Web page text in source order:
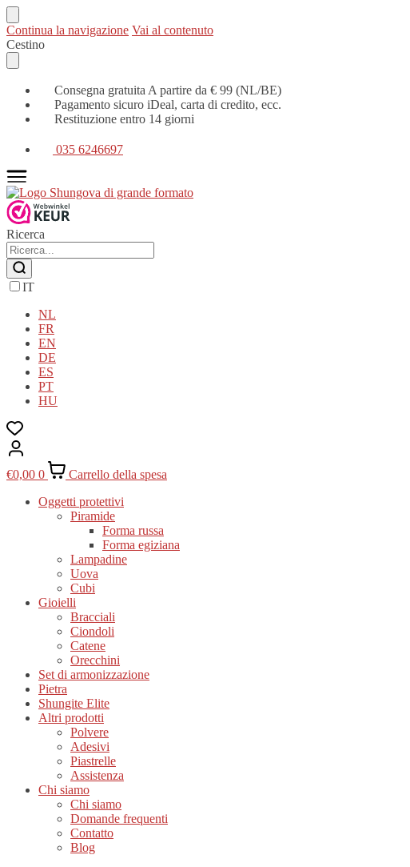
Continua la navigazione Vai al contenuto
Cestino
Consegna gratuita A partire da € 99 (NL/BE)
Pagamento sicuro iDeal, carta di credito, ecc.
Restituzione entro 14 giorni
035 6246697
Ricerca
IT
NL
FR
EN
DE
ES
PT
HU
€0,00 0
Carrello della spesa
Oggetti protettivi
Piramide
Forma russa
Forma egiziana
Lampadine
Uova
Cubi
Gioielli
Bracciali
Ciondoli
Catene
Orecchini
Set di armonizzazione
Pietra
Shungite Elite
Altri prodotti
Polvere
Adesivi
Piastrelle
Assistenza
Chi siamo
Chi siamo
Domande frequenti
Contatto
Blog